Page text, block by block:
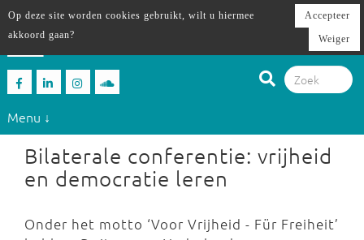
Menu ↓
Bilaterale conferentie: vrijheid
en democratie leren
Onder het motto ‘Voor Vrijheid - Für Freiheit’
Op deze site worden cookies gebruikt, wilt u hiermee
akkoord gaan?
Accepteer
Weiger